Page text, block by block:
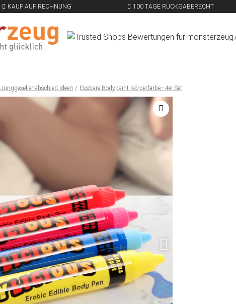
KAUF AUF RECHNUNG 100 TAGE RÜCKGABERECHT
Junggesellenabschied Ideen Essbare Bodypaint Körperfarbe - 4er Set